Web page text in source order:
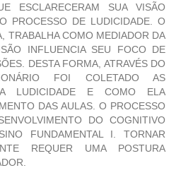
ESCLARECERAM SUA VISÃO
PROCESSO DE LUDICIDADE. O
TRABALHA COMO MEDIADOR DA
INFLUENCIA SEU FOCO DE
DESTA FORMA, ATRAVÉS DO
FOI COLETADO AS
A LUDICIDADE E COMO ELA
DAS AULAS. O PROCESSO
DO COGNITIVO
FUNDAMENTAL I. TORNAR
REQUER UMA POSTURA